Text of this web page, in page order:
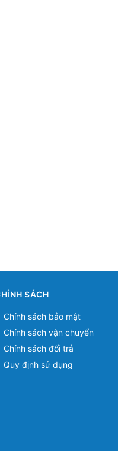
SÁCH
Chính sách bảo mật
Chính sách vận chuyển
Chính sách đổi trả
Quy định sử dụng